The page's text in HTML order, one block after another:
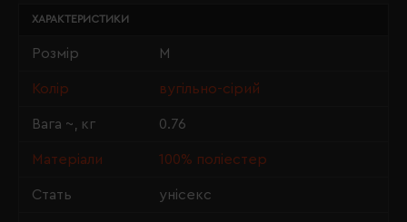
ХАРАКТЕРИСТИКИ
Розмір M
Колір вугільно-сірий
Вага ~, кг 0.76
Матеріали 100% поліестер
Стать унісекс